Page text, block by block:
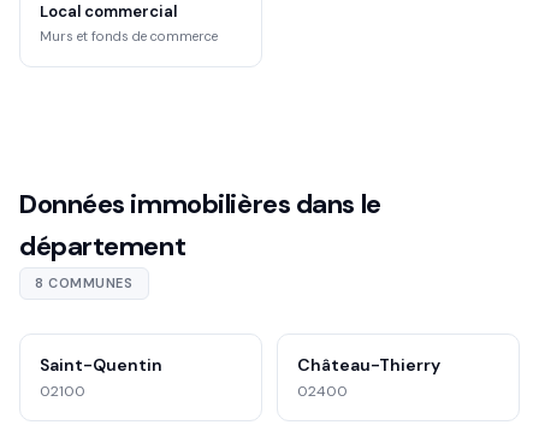
Local commercial
Murs et fonds de commerce
Données immobilières dans le
département
8 COMMUNES
Saint-Quentin
02100
Château-Thierry
02400